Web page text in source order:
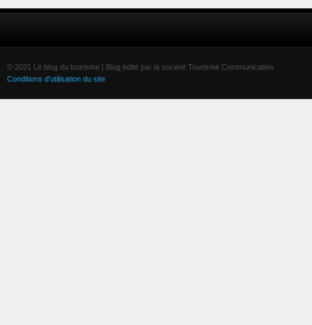
© 2021 Le blog du tourisme | Blog édité par la société Tourisme Communication
Conditions d'utilisation du site